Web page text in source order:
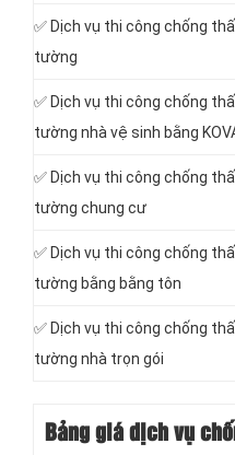
✅ Dịch vụ thi công chống
tường
✅ Dịch vụ thi công chống
tường nhà vệ sinh bằng
✅ Dịch vụ thi công chống
tường chung cư
✅ Dịch vụ thi công chống
tường bằng bằng tôn
✅ Dịch vụ thi công chống
tường nhà trọn gói
Bảng giá dịch vụ